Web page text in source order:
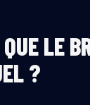
LE
?